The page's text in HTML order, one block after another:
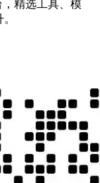
精选工具、模